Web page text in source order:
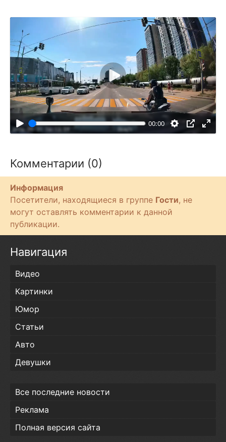
00:00
В
о
с
п
р
с
т
Комментарии (0)
Информация
Посетители, находящиеся в группе Гости, не
могут оставлять комментарии к данной
публикации.
Навигация
Видео
Картинки
Юмор
Статьи
Авто
Девушки
Все последние новости
Реклама
Полная версия сайта